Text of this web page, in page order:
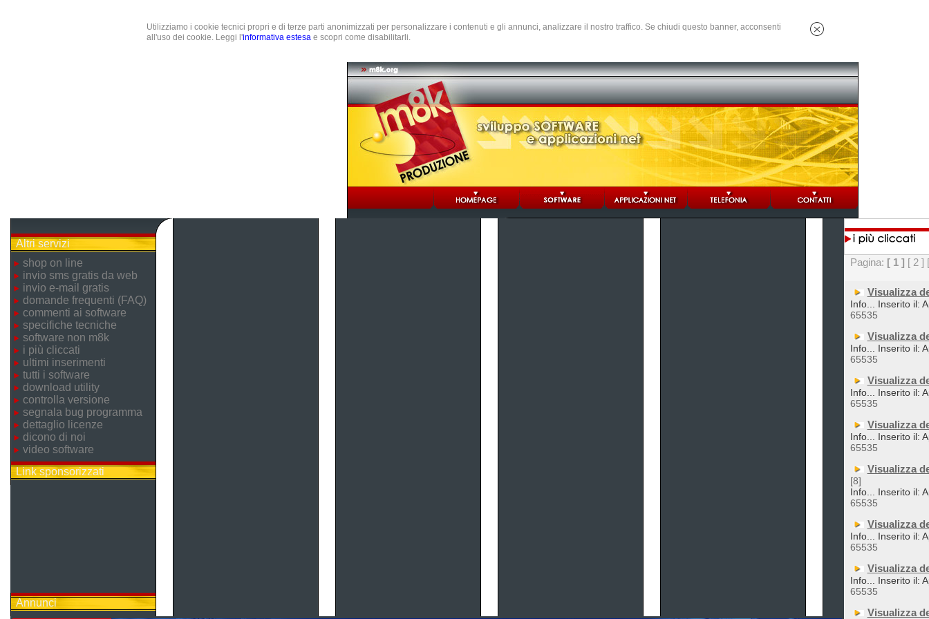
Utilizziamo i cookie tecnici propri e di terze parti anonimizzati per personalizzare i contenuti e gli annunci, analizzare il nostro traffico. Se chiudi questo banner, acconsenti
all'uso dei cookie. Leggi l'informativa estesa e scopri come disabilitarli.
Altri servizi
shop on line
invio sms gratis da web
invio e-mail gratis
domande frequenti (FAQ)
commenti ai software
specifiche tecniche
software non m8k
i più cliccati
ultimi inserimenti
tutti i software
download utility
controlla versione
segnala bug programma
dettaglio licenze
dicono di noi
video software
Link sponsorizzati
Annunci
Pagina: [ 1 ] [ 2 ]
Visualizza
Info... Inserito il:
65535
Visualizza
Info... Inserito il:
65535
Visualizza
Info... Inserito il:
65535
Visualizza
Info... Inserito il:
65535
Visualizza
[8]
Info... Inserito il:
65535
Visualizza
Info... Inserito il:
65535
Visualizza
Info... Inserito il:
65535
Visualizza